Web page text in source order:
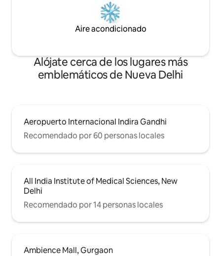
Aire acondicionado
Alójate cerca de los lugares más
emblemáticos de Nueva Delhi
Aeropuerto Internacional Indira Gandhi
Recomendado por 60 personas locales
All India Institute of Medical Sciences, New
Delhi
Recomendado por 14 personas locales
Ambience Mall, Gurgaon